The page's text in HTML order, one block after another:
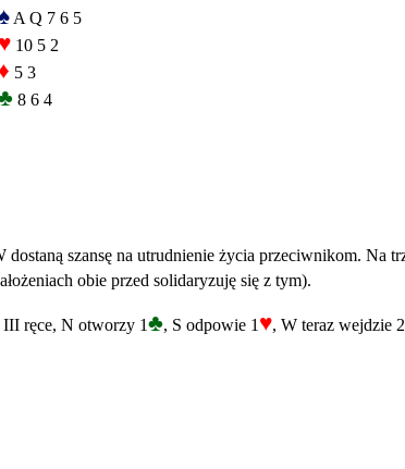
A Q 7 6 5
♥ 10 5 2
5 3
8 6 4
dostaną szansę na utrudnienie życia przeciwnikom. Na
obie przed solidaryzuję się z tym).
III ręce, N otworzy 1♣, S odpowie 1 ♥, W teraz wejdzie 2